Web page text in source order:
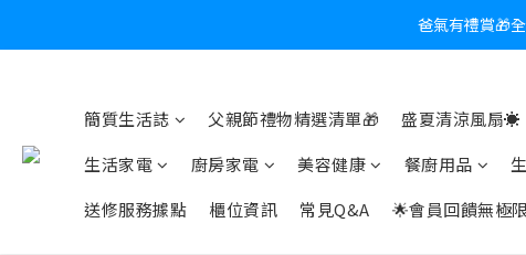
簡質生活誌 父親節禮物精選清單🎁 盛夏清涼風扇☀️
生活家電
廚房家電 美容健康 餐廚用品
送修服務據點
櫃位資訊 常見Q&A 🌟會員回饋無極